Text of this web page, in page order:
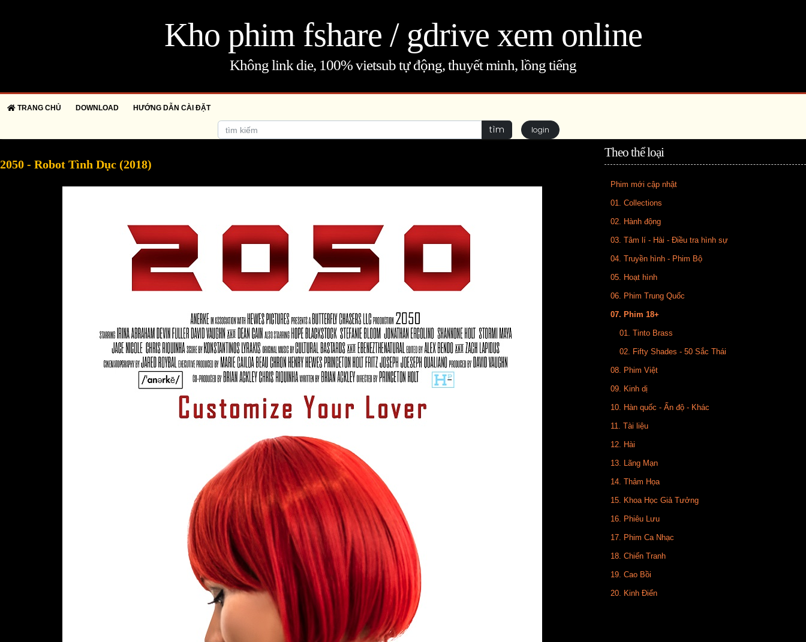
Kho phim fshare / gdrive xem online
Không link die, 100% vietsub tự động, thuyết minh, lồng tiếng
TRANG CHỦ DOWNLOAD HƯỚNG DẪN CÀI ĐẶT
tìm login
2050 - Robot Tình Dục (2018)
Theo thể loại
Phim mới cập nhật
01. Collections
02. Hành động
03. Tâm lí - Hài - Điều tra hình sự
04. Truyền hình - Phim Bộ
05. Hoạt hình
06. Phim Trung Quốc
07. Phim 18+
01. Tinto Brass
02. Fifty Shades - 50 Sắc Thái
08. Phim Việt
09. Kinh dị
10. Hàn quốc - Ấn độ - Khác
11. Tài liệu
12. Hài
13. Lãng Mạn
14. Thảm Họa
15. Khoa Học Giả Tưởng
16. Phiêu Lưu
17. Phim Ca Nhạc
18. Chiến Tranh
19. Cao Bồi
20. Kinh Điển